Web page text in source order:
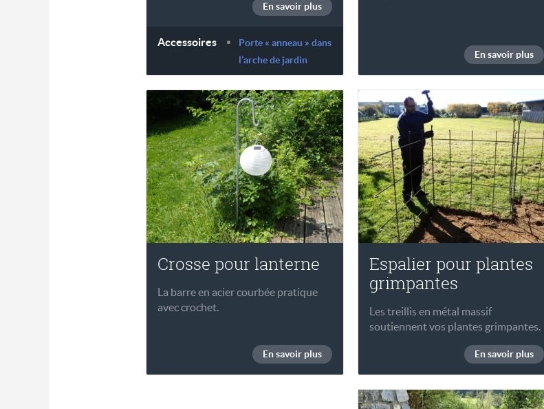
En savoir plus
Accessoires
Porte « anneau » dans
l’arche de jardin
En savoir plus
Crosse pour lanterne
La barre en acier courbée pratique
avec crochet.
En savoir plus
Espalier pour plantes
grimpantes
Les treillis en métal massif
soutiennent vos plantes grimpantes.
En savoir plus